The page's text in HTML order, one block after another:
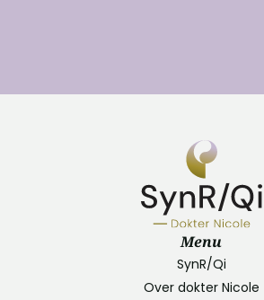
Menu
SynR/Qi
Over dokter Nicole